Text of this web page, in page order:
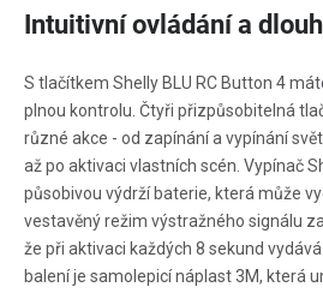
Intuitivní ovládání a
S tlačítkem Shelly BLU RC Button 4
plnou kontrolu. Čtyři přizpůsobitelná
různé akce - od zapínání a vypínání
až po aktivaci vlastních scén. Vypínač
působivou výdrží baterie, která může
vestavěný režim výstražného signálu
že při aktivaci každých 8 sekund
balení je samolepicí náplast 3M, která